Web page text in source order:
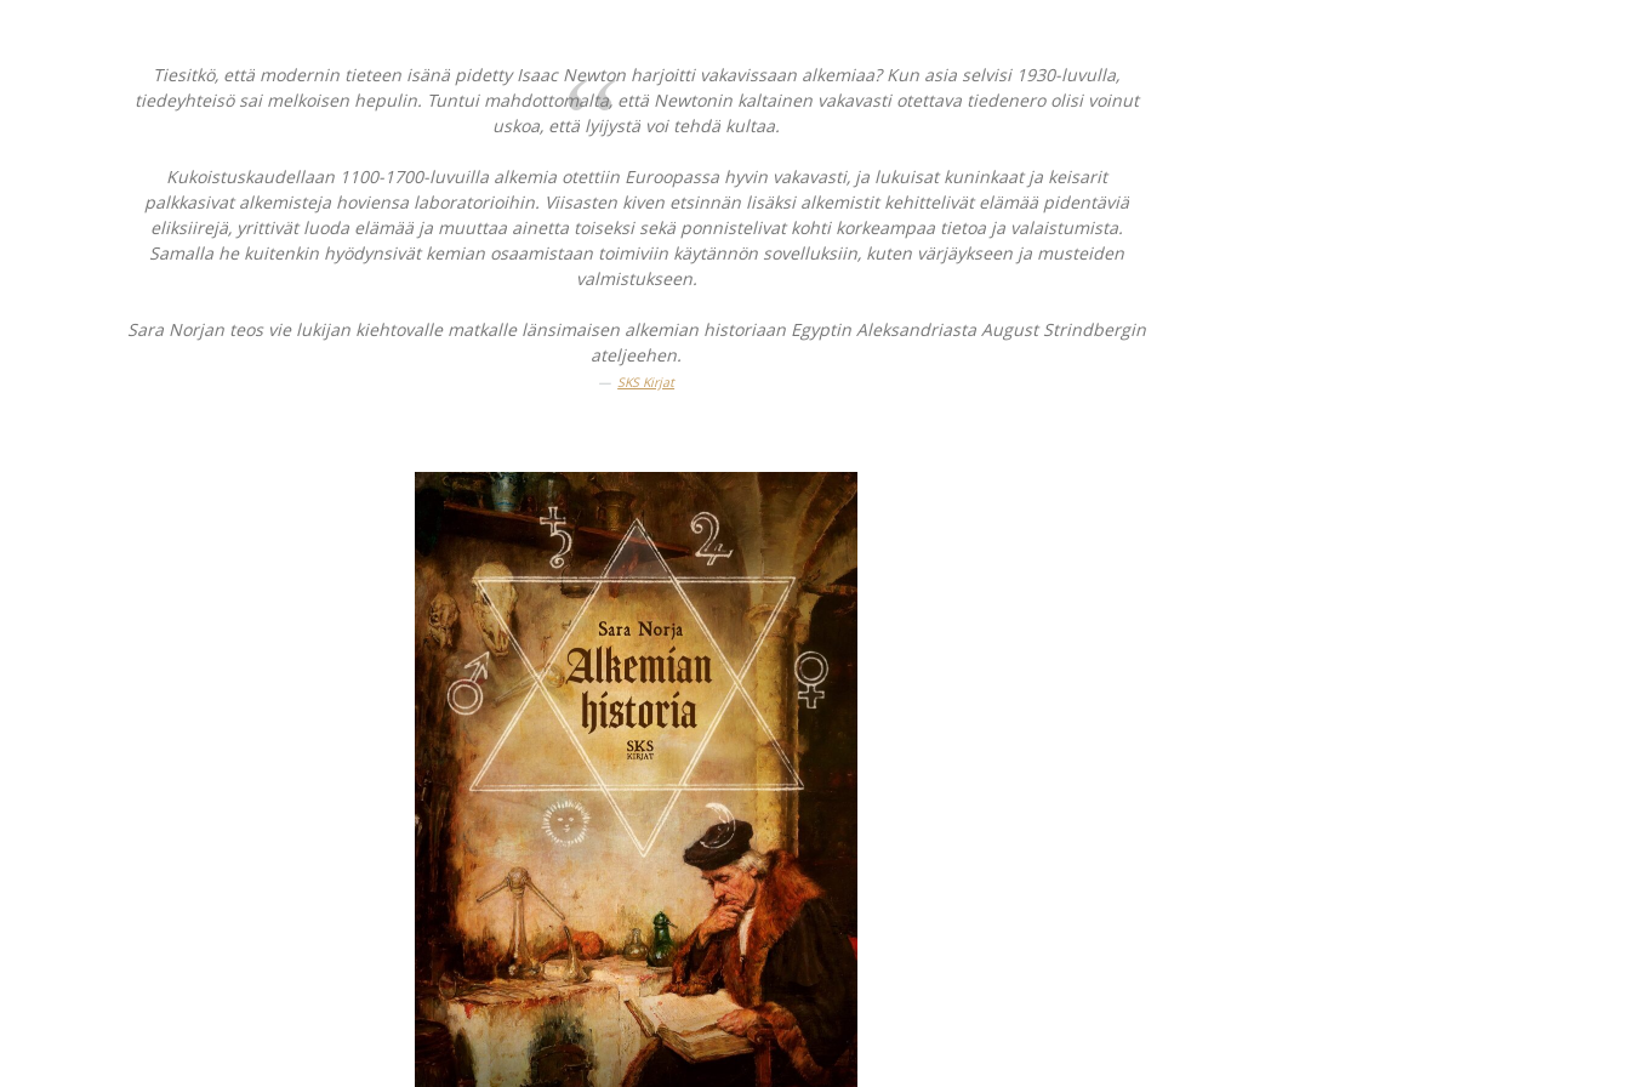
Tiesitkö, että modernin tieteen isänä pidetty Isaac Newton harjoitti vakavissaan alkemiaa? Kun asia selvisi 1930-luvulla,
tiedeyhteisö sai melkoisen hepulin. Tuntui mahdottomalta, että Newtonin kaltainen vakavasti otettava tiedenero olisi voinut
uskoa, että lyijystä voi tehdä kultaa.
Kukoistuskaudellaan 1100-1700-luvuilla alkemia otettiin Euroopassa hyvin vakavasti, ja lukuisat kuninkaat ja keisarit
palkkasivat alkemisteja hoviensa laboratorioihin. Viisasten kiven etsinnän lisäksi alkemistit kehittelivät elämää pidentäviä
eliksiirejä, yrittivät luoda elämää ja muuttaa ainetta toiseksi sekä ponnistelivat kohti korkeampaa tietoa ja valaistumista.
Samalla he kuitenkin hyödynsivät kemian osaamistaan toimiviin käytännön sovelluksiin, kuten värjäykseen ja musteiden
valmistukseen.
Sara Norjan teos vie lukijan kiehtovalle matkalle länsimaisen alkemian historiaan Egyptin Aleksandriasta August Strindbergin
ateljeehen.
SKS Kirjat